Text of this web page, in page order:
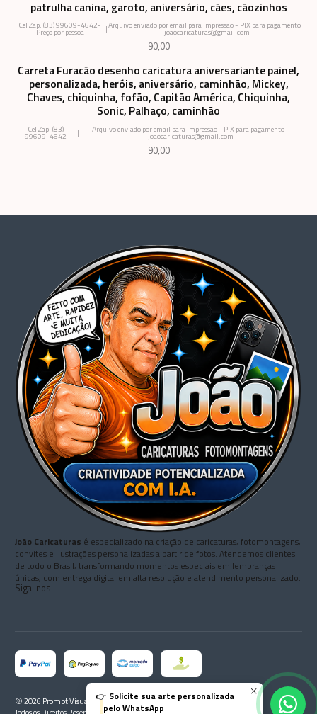
patrulha canina, garoto, aniversário, cães, cãozinhos
Cel Zap. (83) 99609-4642-
Preço por pessoa |Arquivo enviado por email para impressão - PIX para pagamento
- joaocaricaturas@gmail.com
90,00
Carreta Furacão desenho caricatura aniversariante painel,
personalizada, heróis, aniversário, caminhão, Mickey,
Chaves, chiquinha, fofão, Capitão América, Chiquinha,
Sonic, Palhaço, caminhão
Cel Zap. (83)
99609-4642 | Arquivo enviado por email para impressão - PIX para pagamento -
joaocaricaturas@gmail.com
90,00
João Caricaturas é especializado na criação de caricaturas, fotomontagens,
convites e ilustrações personalizadas a partir de fotos. Atendemos clientes
de todo o Brasil, transformando momentos especiais em lembranças
únicas, com entrega digital em alta resolução e atendimento personalizado.
Siga-nos
2026 Prompt Visual Grátis.
👉 Solicite sua arte personalizada
pelo WhatsApp